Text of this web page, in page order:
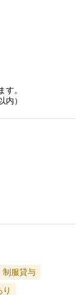
。
）
制服貸与